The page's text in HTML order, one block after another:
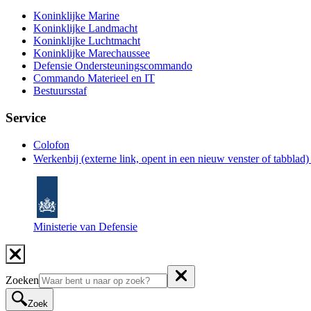
Koninklijke Marine
Koninklijke Landmacht
Koninklijke Luchtmacht
Koninklijke Marechaussee
Defensie Ondersteuningscommando
Commando Materieel en IT
Bestuursstaf
Service
Colofon
Werkenbij (externe link, opent in een nieuw venster of tabblad)
Ministerie van Defensie
Zoeken
Zoek